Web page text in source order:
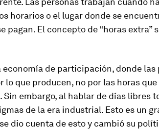
horarios o el lugar donde se
pagan. El concepto de “horas extra”
economía de participación, donde las
lo que producen, no por las horas que
embargo, al hablar de días libres
de la era industrial. Esto es un
dio cuenta de esto y cambió su